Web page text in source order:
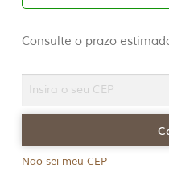
Consulte o prazo
Não sei meu CEP